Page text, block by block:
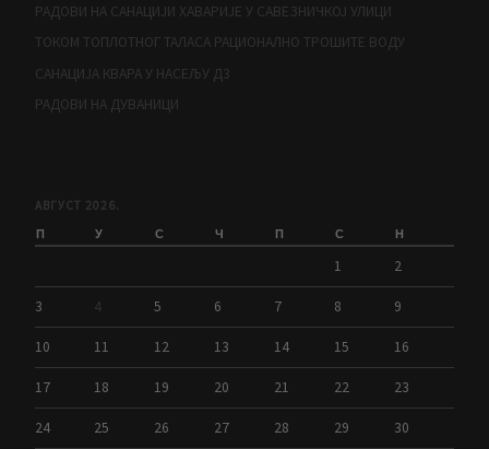
РАДОВИ НА САНАЦИЈИ ХАВАРИЈЕ У САВЕЗНИЧКОЈ УЛИЦИ
ТОКОМ ТОПЛОТНОГ ТАЛАСА РАЦИОНАЛНО ТРОШИТЕ ВОДУ
САНАЦИЈА КВАРА У НАСЕЉУ Д3
РАДОВИ НА ДУВАНИЦИ
АВГУСТ 2026.
П У С Ч П С Н
1 2
3 4 5 6 7 8 9
10 11 12 13 14 15 16
17 18 19 20 21 22 23
24 25 26 27 28 29 30